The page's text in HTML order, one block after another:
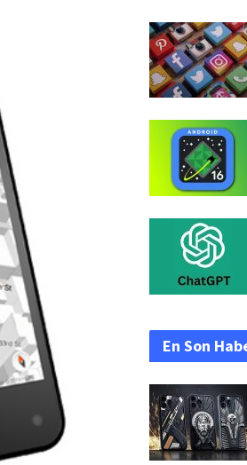
En Son